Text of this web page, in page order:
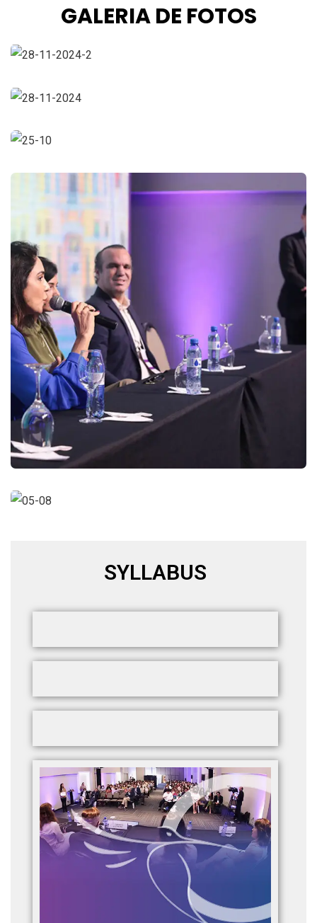
GALERIA DE FOTOS
SYLLABUS